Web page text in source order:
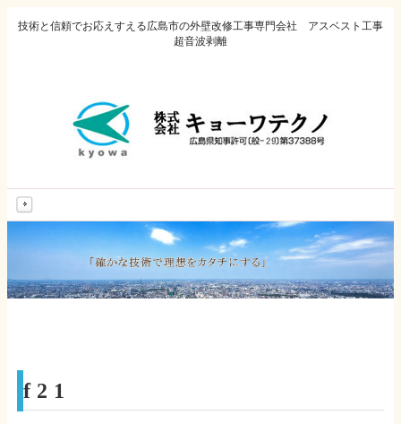
技術と信頼でお応えすえる広島市の外壁改修工事専門会社 アスベスト工事
超音波剥離
f21